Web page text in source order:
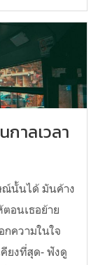
าลเวลา
ณ์นั้นได้ มันค้าง
อนเธอย้าย
ความในใจ
ยงที่สุด- ฟังดู